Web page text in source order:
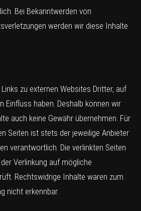
Bei Bekanntwerden von
werden wir diese Inhalte
zu externen Websites Dritter, auf
Einfluss haben. Deshalb können wir
auch keine Gewähr übernehmen. Für
Seiten ist stets der jeweilige Anbieter
verantwortlich. Die verlinkten Seiten
Verlinkung auf mögliche
Rechtswidrige Inhalte waren zum
nicht erkennbar.